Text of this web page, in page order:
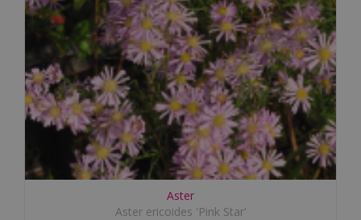
Aster
Aster ericoides 'Pink Star'